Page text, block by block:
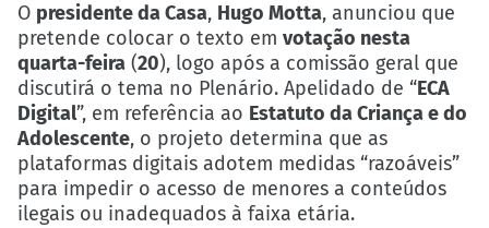
O presidente da Casa, Hugo Motta, anunciou que
pretende colocar o texto em votação nesta
quarta-feira (20), logo após a comissão geral que
discutirá o tema no Plenário. Apelidado de “ECA
Digital”, em referência ao Estatuto da Criança e do
Adolescente, o projeto determina que as
plataformas digitais adotem medidas “razoáveis”
para impedir o acesso de menores a conteúdos
ilegais ou inadequados à faixa etária.